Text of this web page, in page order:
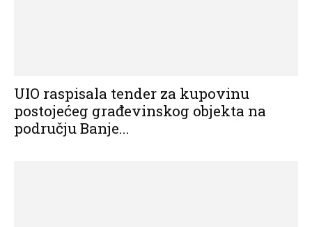
UIO raspisala tender za kupovinu
postojećeg građevinskog objekta na
području Banje...